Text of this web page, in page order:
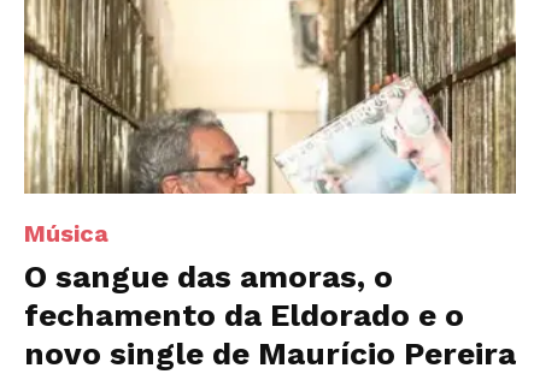
Música
O sangue das amoras, o
fechamento da Eldorado e o
novo single de Maurício Pereira